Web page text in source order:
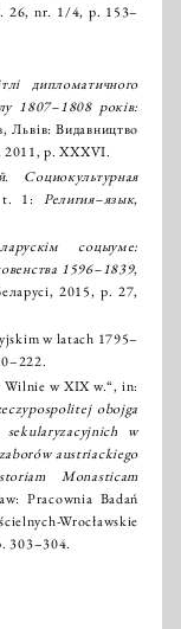
26, nr. 1/4, p. 153–
дипломатичного
1807–1808 років:
Львів: Видавництво
2011, p. XXXVI.
. Социокультурная
1: Религия–язык,
соцыуме:
1596–1839,
2015, p. 27,
w latach 1795–
Wilnie w XIX w.“, in:
obojga
w
austriackiego
Monasticam
Pracownia Badań
Wrocławskie
303–304.